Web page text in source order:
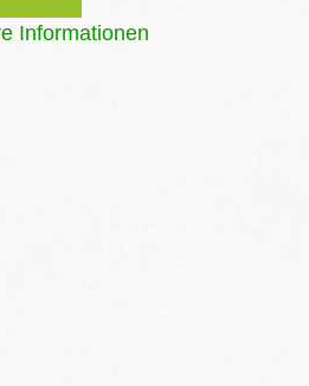
Informationen